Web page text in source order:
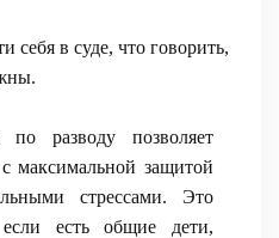
себя в суде, что говорить,
по разводу позволяет
максимальной защитой
стрессами. Это
если есть общие дети,